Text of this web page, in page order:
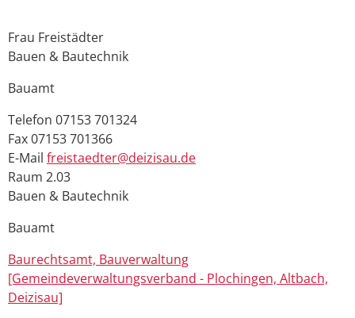
Frau Freistädter
Bauen & Bautechnik
Bauamt
Telefon 07153 701324
Fax07153 701366
E-Mail freistaedter@deizisau.de
Raum 2.03
Bauen & Bautechnik
Bauamt
Baurechtsamt, Bauverwaltung
[Gemeindeverwaltungsverband - Plochingen, Altbach,
Deizisau]